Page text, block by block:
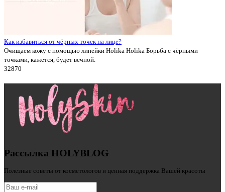
Как избавиться от чёрных точек на лице?
Очищаем кожу с помощью линейки Holika Holika Борьба с чёрными
точками, кажется, будет вечной.
32870
Рассылка HOLYBLOG
Полезные советы от косметологов и ценная поддержка Вашей красоты